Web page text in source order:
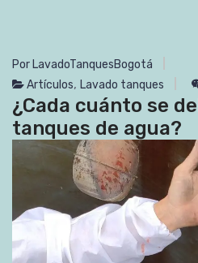
Por LavadoTanquesBogotá
Artículos, Lavado tanques
¿Cada cuánto se
tanques de agua?